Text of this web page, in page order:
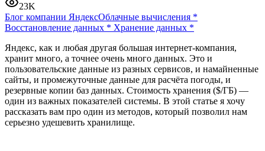
23K
Блог компании ЯндексОблачные вычисления *
Восстановление данных * Хранение данных *
Яндекс, как и любая другая большая интернет-компания,
хранит много, а точнее очень много данных. Это и
пользовательские данные из разных сервисов, и намайненные
сайты, и промежуточные данные для расчёта погоды, и
резервные копии баз данных. Стоимость хранения ($/ГБ) —
один из важных показателей системы. В этой статье я хочу
рассказать вам про один из методов, который позволил нам
серьезно удешевить хранилище.